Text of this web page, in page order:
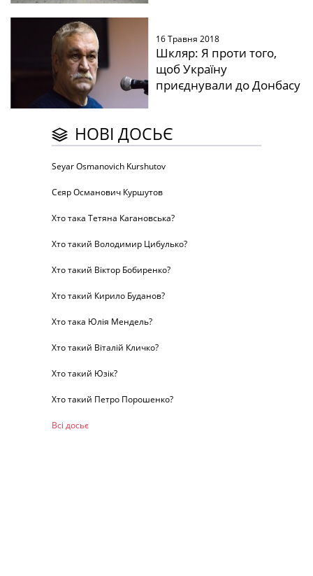
16 Травня 2018
Шкляр: Я проти того,
щоб Україну
приєднували до Донбасу
НОВІ ДОСЬЄ
Seyar Osmanovich Kurshutov
Сєяр Османович Куршутов
Хто така Тетяна Кагановська?
Хто такий Володимир Цибулько?
Хто такий Віктор Бобиренко?
Хто такий Кирило Буданов?
Хто така Юлія Мендель?
Хто такий Віталій Кличко?
Хто такий Юзік?
Хто такий Петро Порошенко?
Всі досьє